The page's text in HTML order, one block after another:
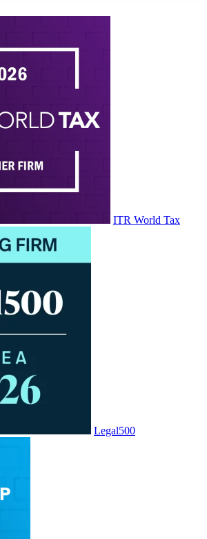
ITR World Tax
Legal500